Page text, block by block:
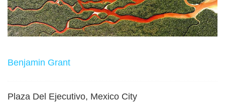
Benjamin Grant
Plaza Del Ejecutivo, Mexico City